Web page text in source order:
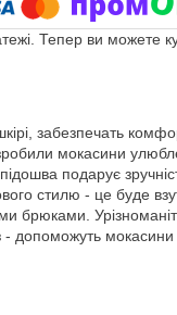
Тепер ви можете
забезпечать
зробили мокасини
подарує
стилю - це буде
брюками.
допоможуть мокасини